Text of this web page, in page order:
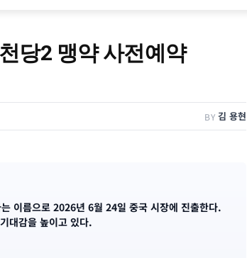
당2 맹약 사전예약
BY 김 용현
이름으로 2026년 6월 24일 중국 시장에 진출한다.
대감을 높이고 있다.